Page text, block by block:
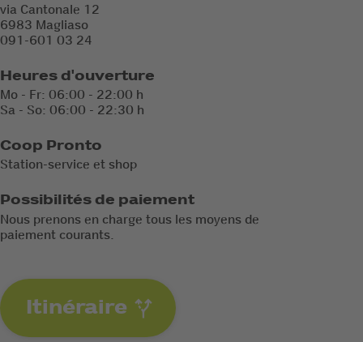
via Cantonale 12
6983 Magliaso
091-601 03 24
Heures d'ouverture
Mo - Fr: 06:00 - 22:00 h
Sa - So: 06:00 - 22:30 h
Coop Pronto
Station-service et shop
Possibilités de paiement
Nous prenons en charge tous les moyens de
paiement courants.
Itinéraire